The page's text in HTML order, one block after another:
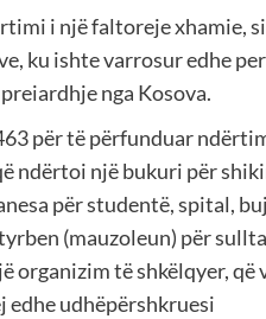
i një faltoreje xhamie,
ku ishte varrosur edhe
nga Kosova.
për të përfunduar
ndërtoi një bukuri për
për studentë, spital,
(mauzoleun) për
organizim të shkëlqyer,
edhe udhëpërshkruesi